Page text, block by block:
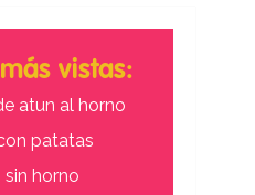
vistas:
atun al horno
patatas
horno